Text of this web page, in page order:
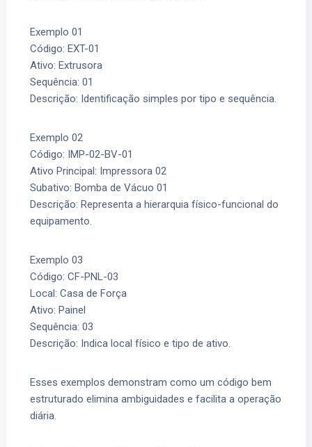
Exemplo 01
Código: EXT-01
Ativo: Extrusora
Sequência: 01
Descrição: Identificação simples por tipo e sequência.
Exemplo 02
Código: IMP-02-BV-01
Ativo Principal: Impressora 02
Subativo: Bomba de Vácuo 01
Descrição: Representa a hierarquia físico-funcional do
equipamento.
Exemplo 03
Código: CF-PNL-03
Local: Casa de Força
Ativo: Painel
Sequência: 03
Descrição: Indica local físico e tipo de ativo.
Esses exemplos demonstram como um código bem
estruturado elimina ambiguidades e facilita a operação
diária.